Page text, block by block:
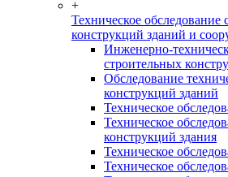
+
Техническое обследование
конструкций зданий и
Инженерно-
строительных
Обследование
конструкций зданий
Техническое
Техническое
конструкций здания
Техническое
Техническое